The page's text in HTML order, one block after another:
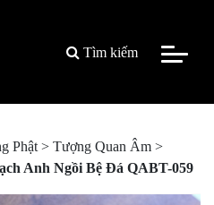
Tìm kiếm
Phật > Tượng Quan Âm >
Anh Ngồi Bệ Đá QABT-059